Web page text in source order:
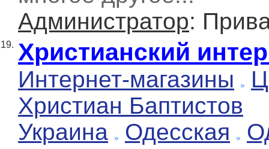
Администратор:
19. Христианский
Интернет-магазины
Христиан Баптистов
Украина
Одесская